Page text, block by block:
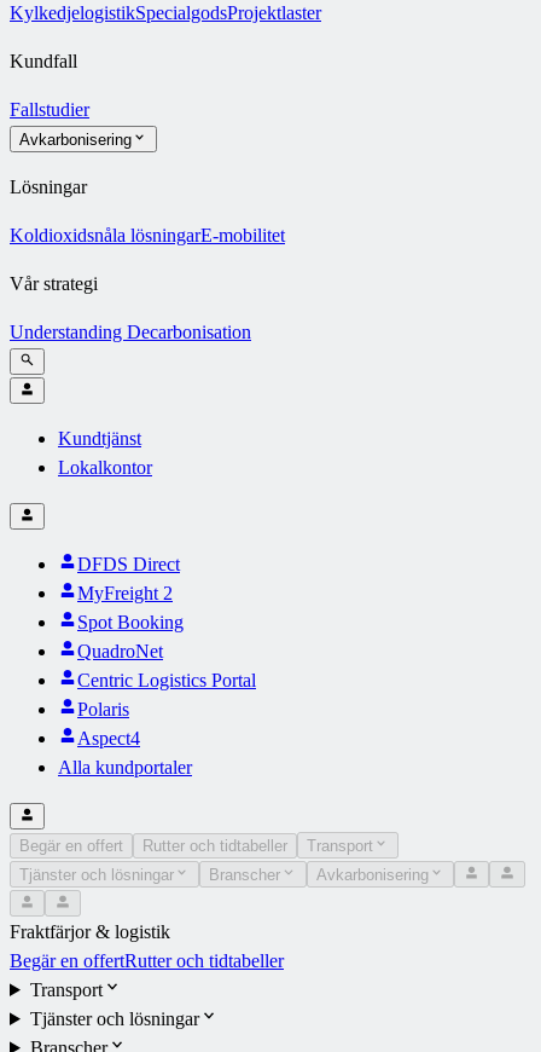
KylkedjelogistikSpecialgodsProjektlaster
Kundfall
Fallstudier
Avkarbonisering
Lösningar
Koldioxidsnåla lösningarE-mobilitet
Vår strategi
Understanding Decarbonisation
Kundtjänst
Lokalkontor
DFDS Direct
MyFreight 2
Spot Booking
QuadroNet
Centric Logistics Portal
Polaris
Aspect4
Alla kundportaler
Begär en offert Rutter och tidtabeller
Transport
Tjänster och lösningar
Branscher Avkarbonisering
Fraktfärjor & logistik
Begär en offertRutter och tidtabeller
Transport
Tjänster och lösningar
Branscher